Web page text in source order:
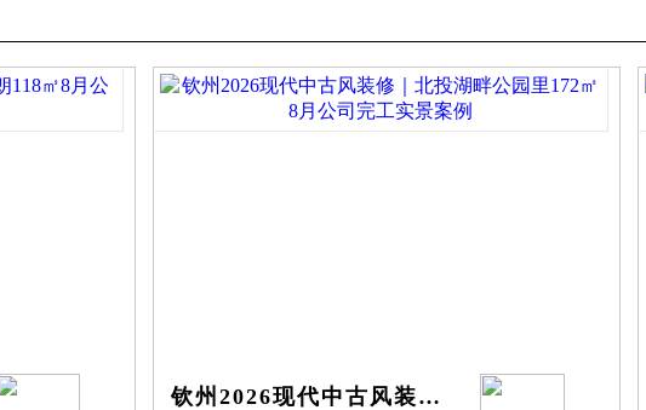
钦州2026现代中古风装修｜北投湖畔公园里172㎡8月公司完工实景案例